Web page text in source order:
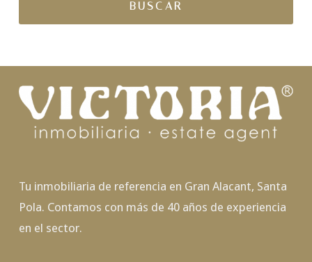
Tu inmobiliaria de referencia en Gran Alacant, Santa
Pola. Contamos con más de 40 años de experiencia
en el sector.